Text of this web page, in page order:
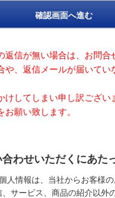
確認画面へ進む
返信が無い場合は、お問合
や、返信メールが届いてい
けしてしまい申し訳ござい
お願い致します。
合わせいただくにあた
人情報は、当社からお客様
、サービス、商品の紹介以外